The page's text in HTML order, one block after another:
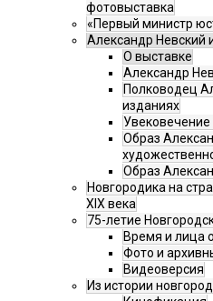
фотовыставка
«Первый министр
Александр Невский
О выставке
Александр
Полководец
изданиях
Образ
Образ
Новгородика на
XIX века
75-летие
Время и лица
Фото и
Видеоверсия
Из истории